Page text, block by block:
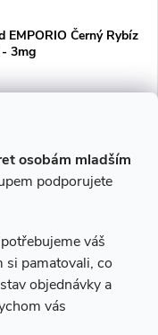
osobám mladším
podporujete
váš
si pamatovali, co
objednávky a
vás
EMPORIO Černý Rybíz
3mg
DO KOŠÍKU
patří. Poznejte
chuť černého
s mírně nakyslým
a sladkým
černý rybíz